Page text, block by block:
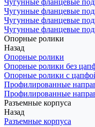
Чугунные фланцевые
Чугунные фланцевые
Чугунные фланцевые
Чугунные фланцевые
Опорные ролики
Назад
Опорные ролики
Опорные ролики без
Опорные ролики с
Профилированные
Профилированные
Разъемные корпуса
Назад
Разъемные корпуса